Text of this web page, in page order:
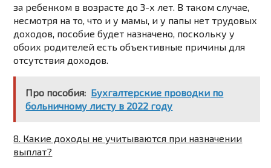
за ребенком в возрасте до 3-х лет. В таком случае,
несмотря на то, что и у мамы, и у папы нет трудовых
доходов, пособие будет назначено, поскольку у
обоих родителей есть объективные причины для
отсутствия доходов.
Про пособия: Бухгалтерские проводки по
больничному листу в 2022 году
8. Какие доходы не учитываются при назначении
выплат?